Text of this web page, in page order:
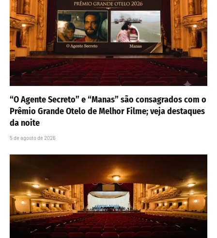
“O Agente Secreto” e “Manas” são consagrados com o
Prêmio Grande Otelo de Melhor Filme; veja destaques
da noite
5 de agosto de 2026